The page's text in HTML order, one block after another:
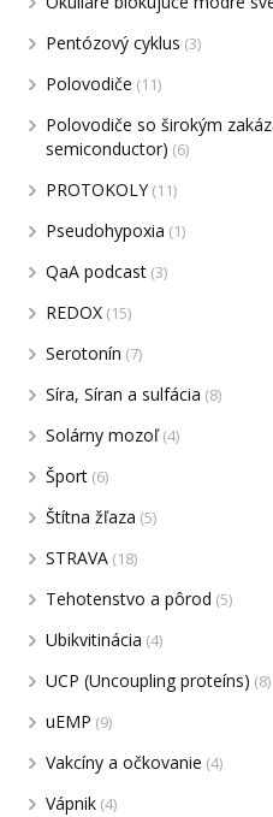
Pentózový cyklus (3)
Polovodiče (11)
Polovodiče so širokým
semiconductor) (6)
PROTOKOLY(11)
Pseudohypoxia (1)
QaA podcast (3)
REDOX (15)
Serotonín (7)
Síra, Síran a sulfácia (8)
Solárny mozoľ(4)
Šport (6)
Štítna žľaza (5)
STRAVA (18)
Tehotenstvo a pôrod (5)
Ubikvitinácia (4)
UCP (Uncoupling proteíns) (8)
uEMP (9)
Vakcíny a očkovanie (4)
Vápnik (4)